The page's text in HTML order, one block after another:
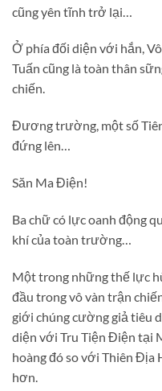
cũng yên tĩnh trở lại…
Ở phía đối diện với hắn,
Tuấn cũng là toàn thân
chiến.
Đương trường, một số
đứng lên…
Săn Ma Điện!
Ba chữ có lực oanh động
khí của toàn trường…
Một trong những thế lực
đầu trong vô vàn trận
giới chúng cường giả tiêu
diện với Tru Tiện Điện tại
hoàng đó so với Thiên Địa
hơn.